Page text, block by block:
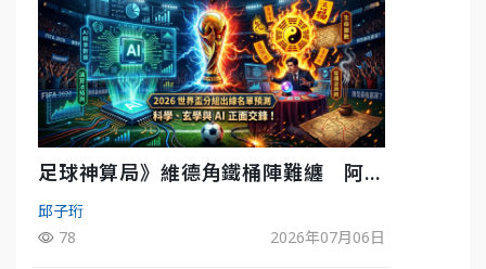
足球神算局》維德角鐵桶陣難纏 阿根
廷被看好下半場破局晉級
邱子珩
78
2026年07月06日